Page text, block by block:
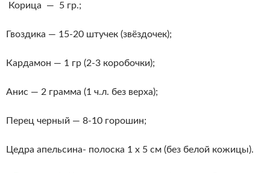
Корица — 5 гр.;
Гвоздика — 15-20 штучек (звёздочек);
Кардамон — 1 гр (2-3 коробочки);
Анис — 2 грамма (1 ч.л. без верха);
Перец черный — 8-10 горошин;
Цедра апельсина- полоска 1 х 5 см (без белой кожицы).